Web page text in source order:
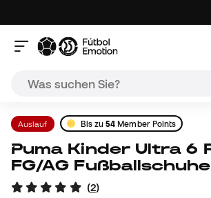
Auslauf Bis zu54 Member Points
Puma Kinder Ultra 6 Play
FG/AG Fußballschuhe
(2)